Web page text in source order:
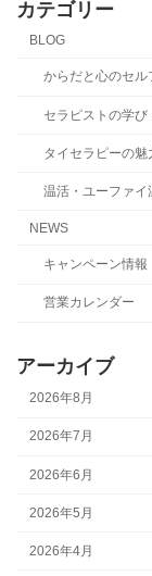
カテゴリー
BLOG
からだと心のセル
セラピストの学び
タイセラピーの魅
温活・ユーファイ
NEWS
キャンペーン情報
営業カレンダー
アーカイブ
2026年8月
2026年7月
2026年6月
2026年5月
2026年4月